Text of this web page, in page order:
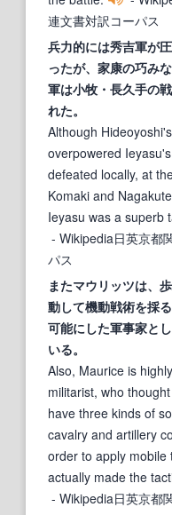
連文書対訳コーパス
兵力的には秀吉軍が
ったが、 家康の巧みな
軍は小牧・長久手の
れた。
Although
overpowered
defeated locally, at
Komaki and
Ieyasu was a superb
- Wikipedia日英京都
パス
またマウリッツは、
動して機動戦術を採
可能にした軍事家と
いる。
Also, Maurice is
militarist, who
have three kinds of
cavalry and artillery
order to apply mobile
actually made the
- Wikipedia日英京都